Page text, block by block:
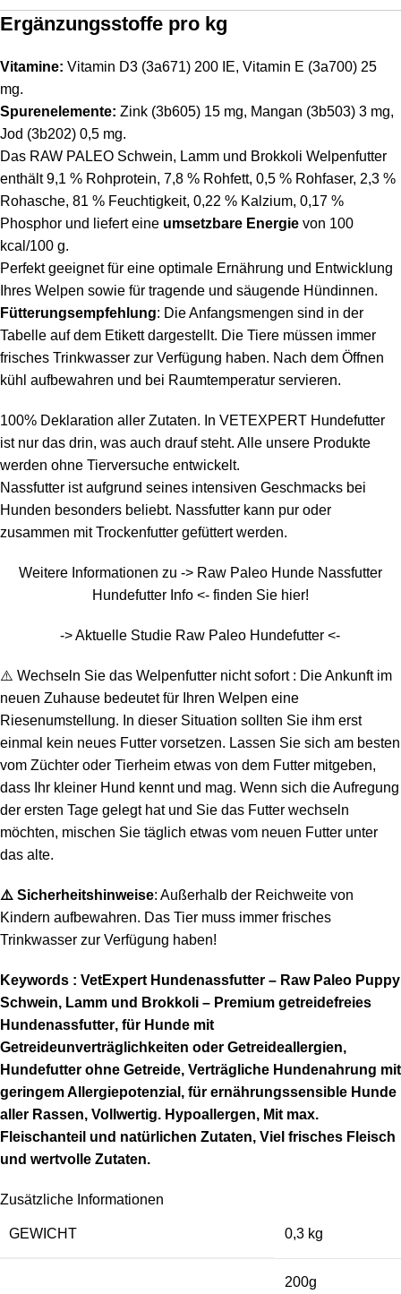
Ergänzungsstoffe pro kg
Vitamine: Vitamin D3 (3a671) 200 IE, Vitamin E (3a700) 25
mg.
Spurenelemente: Zink (3b605) 15 mg, Mangan (3b503) 3 mg,
Jod (3b202) 0,5 mg.
Das RAW PALEO Schwein, Lamm und Brokkoli Welpenfutter
enthält 9,1 % Rohprotein, 7,8 % Rohfett, 0,5 % Rohfaser, 2,3 %
Rohasche, 81 % Feuchtigkeit, 0,22 % Kalzium, 0,17 %
Phosphor und liefert eine umsetzbare Energie von 100
kcal/100 g.
Perfekt geeignet für eine optimale Ernährung und Entwicklung
Ihres Welpen sowie für tragende und säugende Hündinnen.
Fütterungsempfehlung: Die Anfangsmengen sind in der
Tabelle auf dem Etikett dargestellt. Die Tiere müssen immer
frisches Trinkwasser zur Verfügung haben. Nach dem Öffnen
kühl aufbewahren und bei Raumtemperatur servieren.
100% Deklaration aller Zutaten. In VETEXPERT Hundefutter
ist nur das drin, was auch drauf steht. Alle unsere Produkte
werden ohne Tierversuche entwickelt.
Nassfutter ist aufgrund seines intensiven Geschmacks bei
Hunden besonders beliebt. Nassfutter kann pur oder
zusammen mit Trockenfutter gefüttert werden.
Weitere Informationen zu -> Raw Paleo Hunde Nassfutter
Hundefutter Info <- finden Sie hier!
-> Aktuelle Studie Raw Paleo Hundefutter <-
⚠️ Wechseln Sie das Welpenfutter nicht sofort : Die Ankunft im
neuen Zuhause bedeutet für Ihren Welpen eine
Riesenumstellung. In dieser Situation sollten Sie ihm erst
einmal kein neues Futter vorsetzen. Lassen Sie sich am besten
vom Züchter oder Tierheim etwas von dem Futter mitgeben,
dass Ihr kleiner Hund kennt und mag. Wenn sich die Aufregung
der ersten Tage gelegt hat und Sie das Futter wechseln
möchten, mischen Sie täglich etwas vom neuen Futter unter
das alte.
⚠️ Sicherheitshinweise: Außerhalb der Reichweite von
Kindern aufbewahren. Das Tier muss immer frisches
Trinkwasser zur Verfügung haben!
Keywords : VetExpert Hundenassfutter – Raw Paleo Puppy
Schwein, Lamm und Brokkoli – Premium getreidefreies
Hundenassfutter, für Hunde mit
Getreideunverträglichkeiten oder Getreideallergien,
Hundefutter ohne Getreide, Verträgliche Hundenahrung mit
geringem Allergiepotenzial, für ernährungssensible Hunde
aller Rassen, Vollwertig. Hypoallergen, Mit max.
Fleischanteil und natürlichen Zutaten, Viel frisches Fleisch
und wertvolle Zutaten.
Zusätzliche Informationen
GEWICHT 0,3 kg
200g